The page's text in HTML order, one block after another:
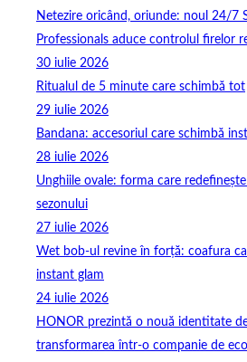
Netezire oricând, oriunde: noul 24/7
Professionals aduce controlul firelor
30 iulie 2026
Ritualul de 5 minute care schimbă tot
29 iulie 2026
Bandana: accesoriul care schimbă
28 iulie 2026
Unghiile ovale: forma care
sezonului
27 iulie 2026
Wet bob-ul revine în forță: coafura
instant glam
24 iulie 2026
HONOR prezintă o nouă identitate
transformarea într-o companie de